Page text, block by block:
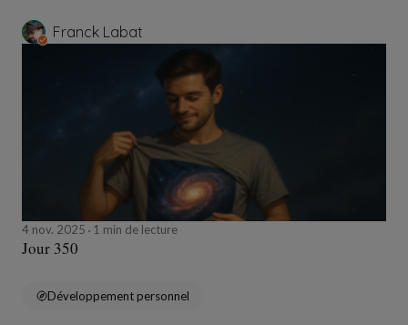
Franck Labat
4 nov. 2025 1 min de lecture
Jour 350
Développement personnel